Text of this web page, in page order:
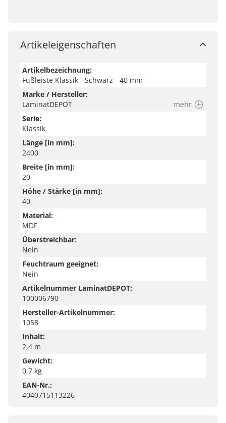
Artikeleigenschaften
Artikelbezeichnung:
Fußleiste Klassik - Schwarz - 40 mm
Marke / Hersteller:
LaminatDEPOT
mehr
Serie:
Klassik
Länge [in mm]:
2400
Breite [in mm]:
20
Höhe / Stärke [in mm]:
40
Material:
MDF
Überstreichbar:
Nein
Feuchtraum geeignet:
Nein
Artikelnummer LaminatDEPOT:
100006790
Hersteller-Artikelnummer:
1058
Inhalt:
2,4 m
Gewicht:
0,7 kg
EAN-Nr.:
4040715113226